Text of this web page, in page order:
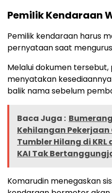
Pemilik Kendaraan
Pemilik kendaraan harus
pernyataan saat
Melalui dokumen
menyatakan
balik nama sebelum
Baca Juga :
Kehilangan
Tumbler Hilang di
KAI Tak
Komarudin menegaskan